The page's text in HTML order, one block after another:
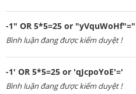
-1" OR 5*5=25 or "yVquWoHf"="
Bình luận đang được kiểm duyệt !
-1' OR 5*5=25 or 'qJcpoYoE'='
Bình luận đang được kiểm duyệt !